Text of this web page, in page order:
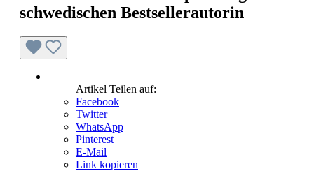
schwedischen Bestsellerautorin
Artikel Teilen auf:
Facebook
Twitter
WhatsApp
Pinterest
E-Mail
Link kopieren